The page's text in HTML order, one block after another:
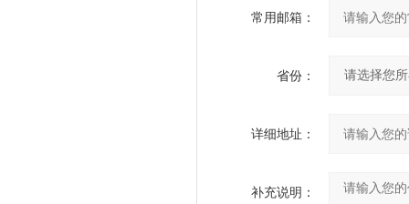
常用邮箱：
省份：
详细地址：
补充说明：